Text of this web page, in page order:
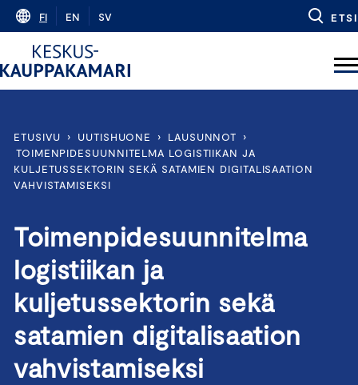
Skip
content
FI EN SV ETSI
ETUSIVU › UUTISHUONE › LAUSUNNOT
›
TOIMENPIDESUUNNITELMA LOGISTIIKAN JA
KULJETUSSEKTORIN SEKÄ SATAMIEN DIGITALISAATION
VAHVISTAMISEKSI
Toimenpidesuunnitelma
logistiikan ja
kuljetussektorin sekä
satamien digitalisaation
vahvistamiseksi